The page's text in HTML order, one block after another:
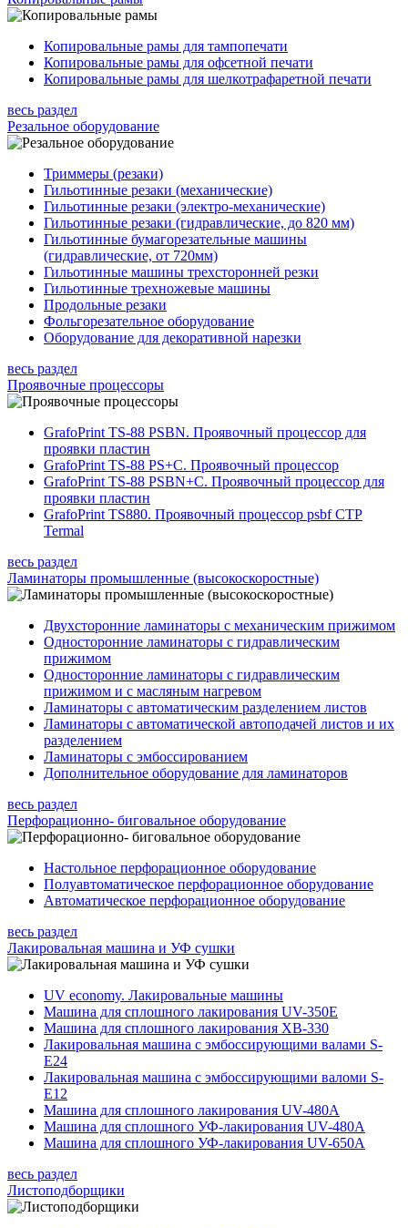
Копировальные рамы для тампопечати
Копировальные рамы для офсетной печати
Копировальные рамы для шелкотрафаретной печати
весь раздел
Резальное оборудование
Триммеры (резаки)
Гильотинные резаки (механические)
Гильотинные резаки (электро-механические)
Гильотинные резаки (гидравлические, до 820 мм)
Гильотинные бумагорезательные машины
(гидравлические, от 720мм)
Гильотинные машины трехсторонней резки
Гильотинные трехножевые машины
Продольные резаки
Фольгорезательное оборудование
Оборудование для декоративной нарезки
весь раздел
Проявочные процессоры
GrafoPrint TS-88 PSBN. Проявочный процессор для
проявки пластин
GrafoPrint TS-88 PS+C. Проявочный процессор
GrafoPrint TS-88 PSBN+C. Проявочный процессор для
проявки пластин
GrafoPrint TS880. Проявочный процессор psbf CTP
Termal
весь раздел
Ламинаторы промышленные (высокоскоростные)
Двухсторонние ламинаторы с механическим прижимом
Односторонние ламинаторы с гидравлическим
прижимом
Односторонние ламинаторы с гидравлическим
прижимом и с масляным нагревом
Ламинаторы с автоматическим разделением листов
Ламинаторы с автоматической автоподачей листов и их
разделением
Ламинаторы с эмбоссированием
Дополнительное оборудование для ламинаторов
весь раздел
Перфорационно- биговальное оборудование
Настольное перфорационное оборудование
Полуавтоматическое перфорационное оборудование
Автоматическое перфорационное оборудование
весь раздел
Лакировальная машина и УФ сушки
UV economy. Лакировальные машины
Машина для сплошного лакирования UV-350Е
Машина для сплошного лакирования XB-330
Лакировальная машина с эмбоссирующими валами S-
E24
Лакировальная машина с эмбоссирующими валоми S-
E12
Машина для сплошного лакирования UV-480A
Машина для сплошного УФ-лакирования UV-480А
Машина для сплошного УФ-лакирования UV-650А
весь раздел
Листоподборщики